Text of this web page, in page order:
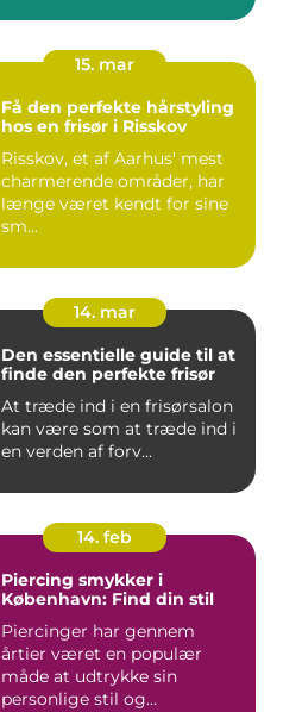
15. mar
Få den perfekte hårstyling
hos en frisør i Risskov
Risskov, et af Aarhus' mest
charmerende områder, har
længe været kendt for sine
sm...
14. mar
Den essentielle guide til at
finde den perfekte frisør
At træde ind i en frisørsalon
kan være som at træde ind i
en verden af forv...
14. feb
Piercing smykker i
København: Find din stil
Piercinger har gennem
årtier været en populær
måde at udtrykke sin
personlige stil og